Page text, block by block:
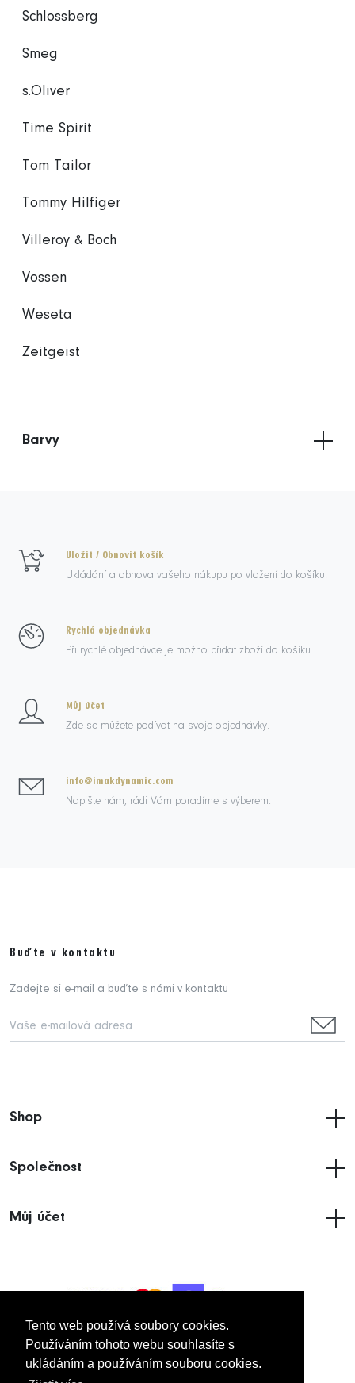
Tento web používá soubory cookies.
Používáním tohoto webu souhlasíte s
ukládáním a používáním souboru cookies.
Tento web používá soubory cookies.
Používáním tohoto webu souhlasíte s
ukládáním a používáním souboru cookies.
Schlossberg
Smeg
s.Oliver
Time Spirit
Tom Tailor
Tommy Hilfiger
Villeroy & Boch
Vossen
Weseta
Zeitgeist
Barvy
Uložit / Obnovit košík
Ukládání a obnova vašeho nákupu po vložení do košíku.
Rychlá objednávka
Při rychlé objednávce je možno přidat zboží do košíku.
Můj účet
Zde se můžete podívat na svoje objednávky.
info@imakdynamic.com
Napište nám, rádi Vám poradíme s výberem.
Buďte v kontaktu
Zadejte si e-mail a buďte s námi v kontaktu
Shop
Společnost
Můj účet
© 2005